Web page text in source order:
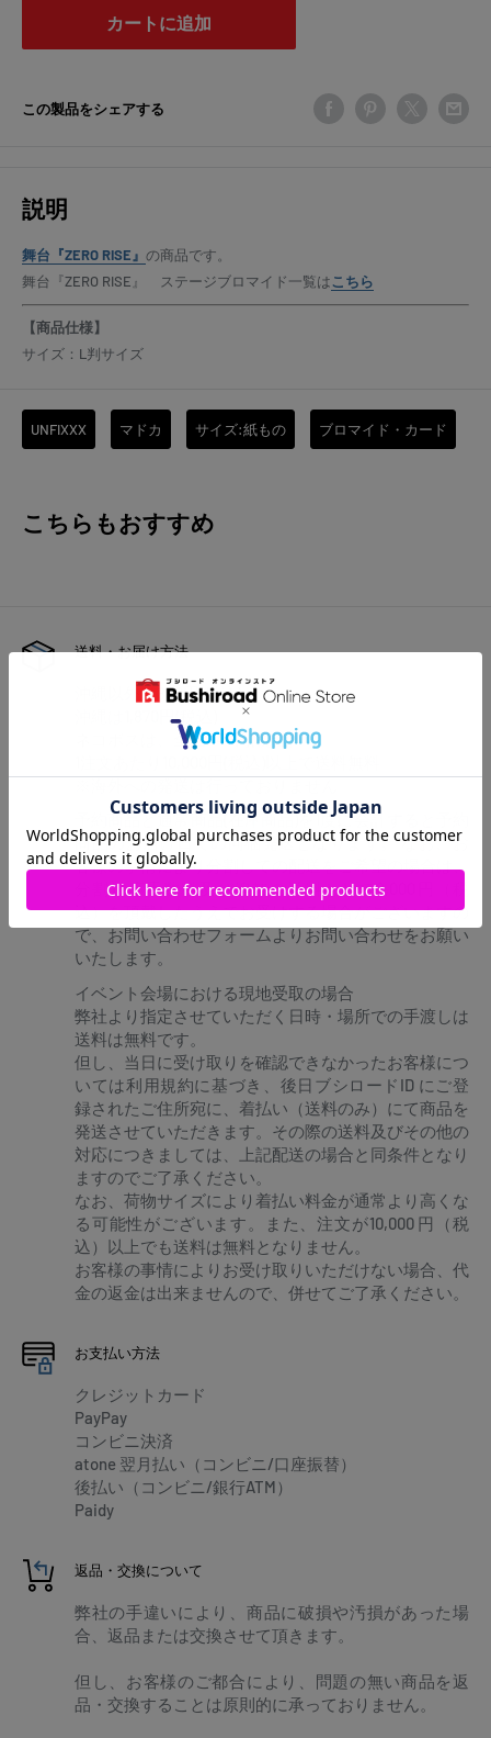
カートに追加
この製品をシェアする
説明
舞台『ZERO RISE』 の商品です。
舞台『ZERO RISE』 ステージブロマイド一覧はこちら
【商品仕様】
サイズ：L判サイズ
UNFIXXX マドカ サイズ:紙もの ブロマイド・カード
こちらもおすすめ
送料・お届け方法
沖縄以外は880円(税込)
沖縄は1,870円(税込)
ネコポスは、全国440円(税込)
予約商品と通常商品(在庫商品)を1度に会計すると予約
商品のお届け日での同梱発送となります。 なお、お
客様の事情により分割しての配送をご希望の場合は、
分割対応手数料及び追加の送料として2,000円（税
込）を頂戴したうえでお受けする場合がございますの
で、お問い合わせフォームよりお問い合わせをお願い
いたします。
イベント会場における現地受取の場合
弊社より指定させていただく日時・場所での手渡しは
送料は無料です。
但し、当日に受け取りを確認できなかったお客様につ
いては利用規約に基づき、後日ブシロードID にご登
録されたご住所宛に、着払い（送料のみ）にて商品を
発送させていただきます。その際の送料及びその他の
対応につきましては、上記配送の場合と同条件となり
ますのでご了承ください。
なお、荷物サイズにより着払い料金が通常より高くな
る可能性がございます。また、注文が10,000 円（税
込）以上でも送料は無料となりません。
お客様の事情によりお受け取りいただけない場合、代
金の返金は出来ませんので、併せてご了承ください。
お支払い方法
クレジットカード
PayPay
コンビニ決済
atone 翌月払い（コンビニ/口座振替）
後払い（コンビニ/銀行ATM）
Paidy
返品・交換について
弊社の手違いにより、商品に破損や汚損があった場
合、返品または交換させて頂きます。
但し、お客様のご都合により、問題の無い商品を返
品・交換することは原則的に承っておりません。